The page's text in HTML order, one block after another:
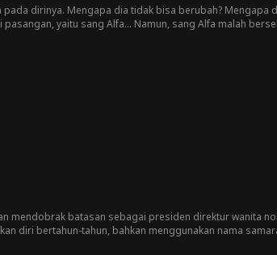
dirinya. Mengapa dia tidak bisa berubah? Mengapa
yaitu sang Alfa... Namun, sang Alfa malah
mendobrak batasan sebagai presiden direktur wanita
diri bertahun-tahun, bahkan menggunakan nama